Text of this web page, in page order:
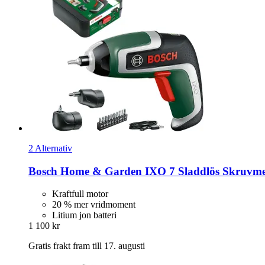
2 Alternativ
Bosch Home & Garden IXO 7 Sladdlös
Kraftfull motor
20 % mer vridmoment
Litium jon batteri
1 100 kr
Gratis frakt fram till 17. augusti